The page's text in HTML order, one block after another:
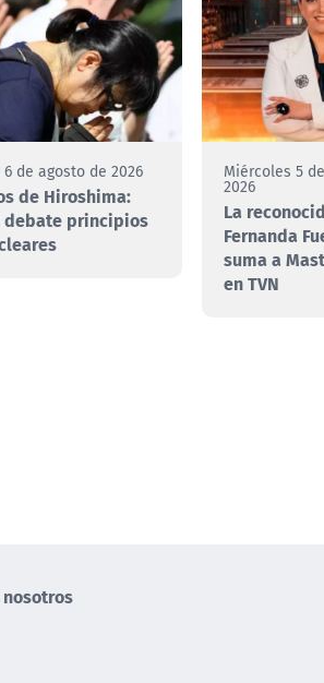
6 de agosto de 2026
de Hiroshima:
debate principios
Miércoles 5
2026
La
Fernanda
suma a
en TVN